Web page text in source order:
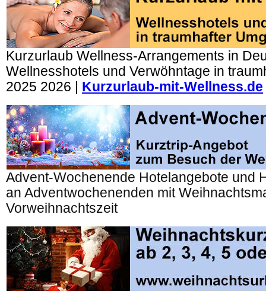
Kurzurlaub Wellness-Arrangements in
Wellnesshotels und Verwöhntage in
2025 2026 | Kurzurlaub-mit-Wellness.de
Advent-Wochenende Hotelangebote und
an Adventwochenenden mit
Vorweihnachtszeit